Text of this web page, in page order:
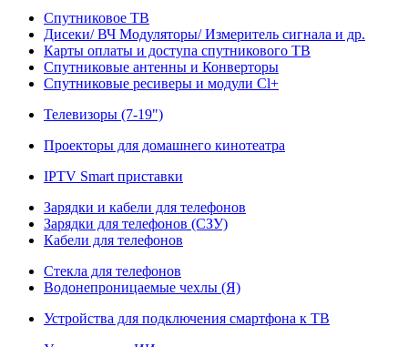
Спутниковое ТВ
Дисеки/ ВЧ Модуляторы/ Измеритель сигнала и др.
Карты оплаты и доступа спутникового ТВ
Спутниковые антенны и Конверторы
Спутниковые ресиверы и модули Cl+
Телевизоры (7-19")
Проекторы для домашнего кинотеатра
IPTV Smart приставки
Зарядки и кабели для телефонов
Зарядки для телефонов (СЗУ)
Кабели для телефонов
Стекла для телефонов
Водонепроницаемые чехлы (Я)
Устройства для подключения смартфона к ТВ